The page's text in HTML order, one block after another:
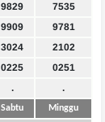
9829
7535
9909
9781
3024
2102
0225
0251
. .
Sabtu Minggu